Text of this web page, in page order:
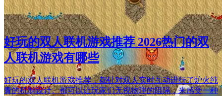
好玩的双人联机游戏推荐 2026热门的双
人联机游戏有哪些
好玩的双人联机游戏推荐，都针对双人实时互动进行了炉火纯
青的机制设计。都可以让玩家们无视物理的阻隔，来感受一种